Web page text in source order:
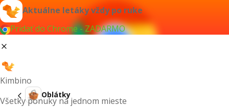
Aktuálne letáky vždy po ruke
Pridať do Chrome - ZADARMO
Kimbino
Všetky ponuky na jednom mieste
Oblátky